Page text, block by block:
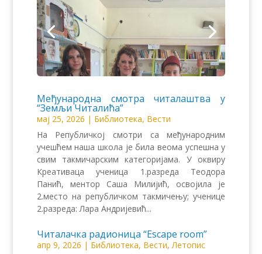
Међународна смотра читалаштва у
“Земљи Читалића”
мај 25, 2026 | Библиотека, Вести
На Републичкој смотри са међународним
учешћем наша школа је била веома успешна у
свим такмичарским категоријама. У оквиру
Креативаца ученица 1.разреда Теодора
Панић, ментор Саша Милијић, освојила је
2.место на републичком такмичењу; ученице
2.разреда: Лара Андријевић...
Читалачка радионица “Еscape room”
апр 9, 2026 | Библиотека, Вести,Летопис